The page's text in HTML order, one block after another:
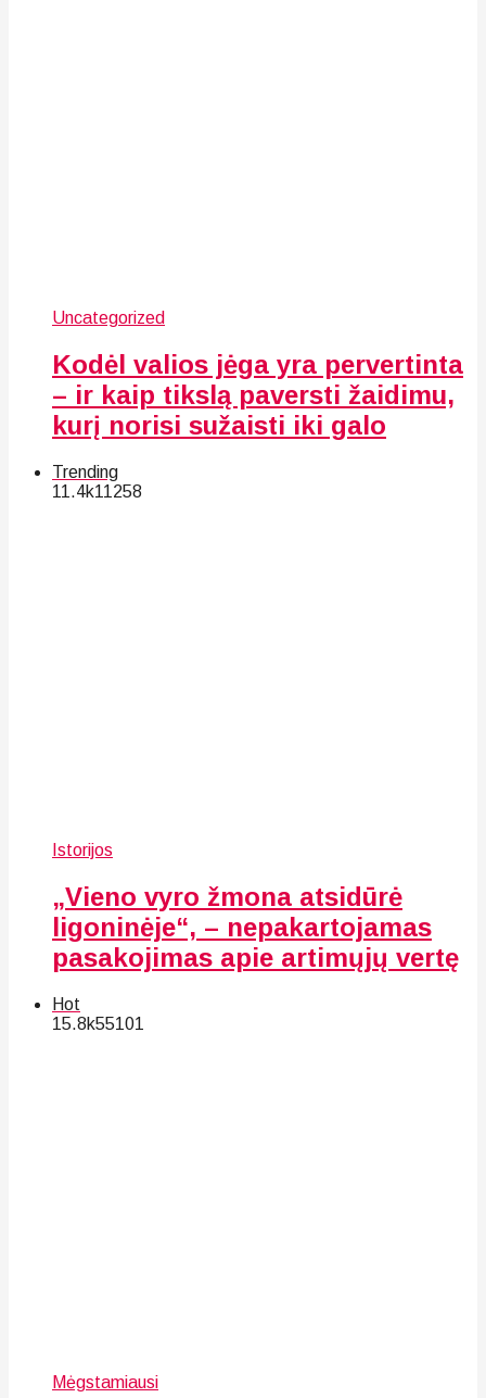
Uncategorized
Kodėl valios jėga yra pervertinta
– ir kaip tikslą paversti žaidimu,
kurį norisi sužaisti iki galo
Trending
11.4k11258
Istorijos
„Vieno vyro žmona atsidūrė
ligoninėje“, – nepakartojamas
pasakojimas apie artimųjų vertę
Hot
15.8k55101
Mėgstamiausi